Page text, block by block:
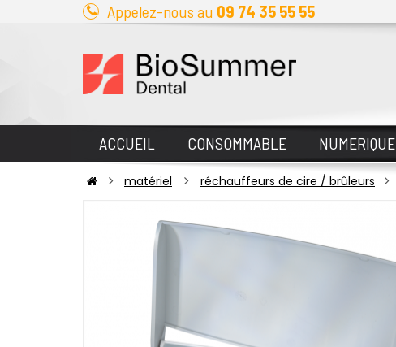
Appelez-nous au 09 74 35 55 55
ACCUEIL CONSOMMABLE NUMERIQUE
matériel réchauffeurs de cire / brûleurs